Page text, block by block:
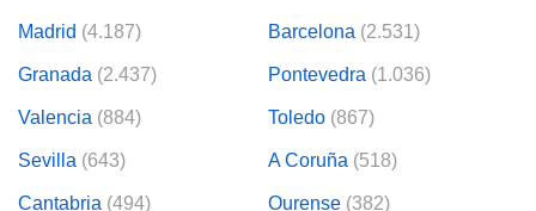
de datos en
en
Madrid (4.187) Barcelona (2.531)
Granada (2.437) Pontevedra (1.036)
Valencia (884) Toledo (867)
Sevilla (643) A Coruña (518)
Cantabria (494) Ourense (382)